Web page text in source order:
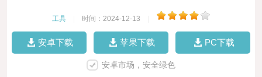
工具 时间：2024-12-13
安卓下载 苹果下载 PC下载
安卓市场，安全绿色